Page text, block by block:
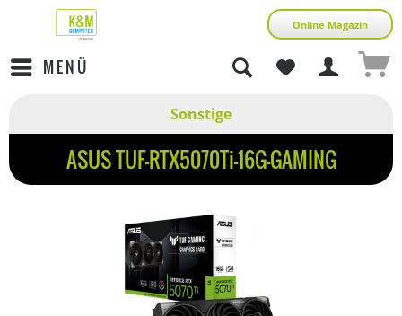
Online Magazin
MENÜ
Sonstige
ASUS TUF-RTX5070Ti-16G-GAMING